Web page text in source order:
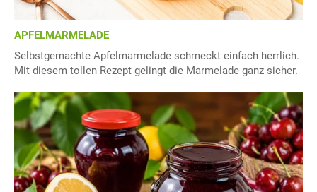
APFELMARMELADE
Selbstgemachte Apfelmarmelade schmeckt einfach herrlich.
Mit diesem tollen Rezept gelingt die Marmelade ganz sicher.